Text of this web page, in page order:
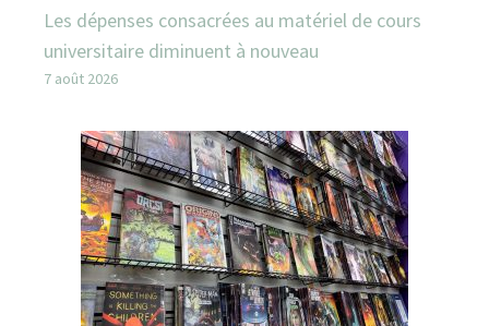
Les dépenses consacrées au matériel de cours
universitaire diminuent à nouveau
7 août 2026